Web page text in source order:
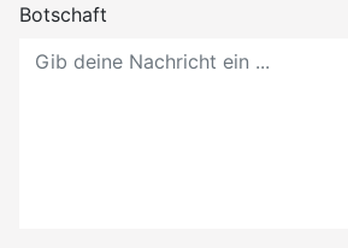
Botschaft